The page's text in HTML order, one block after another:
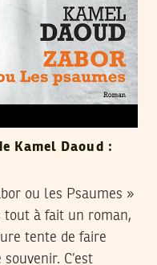
Kamel Daoud :
ou les Psaumes »
tout à fait un roman,
tente de faire
C’est